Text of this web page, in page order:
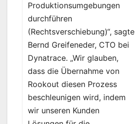
Produktionsumgebungen
durchführen
(Rechtsverschiebung)“, sagte
Bernd Greifeneder, CTO bei
Dynatrace. „Wir glauben,
dass die Übernahme von
Rookout diesen Prozess
beschleunigen wird, indem
wir unseren Kunden